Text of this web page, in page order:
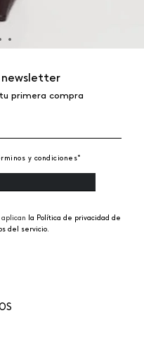
primera compra
y condiciones*
la Política de privacidad de
del servicio.